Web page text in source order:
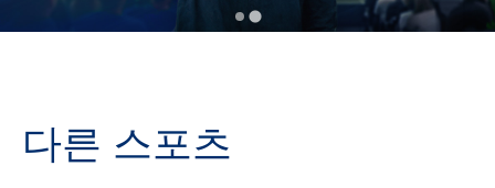
다른 스포츠